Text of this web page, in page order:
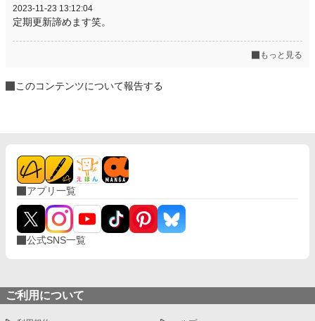
2023-11-23 13:12:04
定期更新諦めます笑。
もっと見る
このコンテンツについて報告する
アプリ一覧
公式SNS一覧
ご利用について